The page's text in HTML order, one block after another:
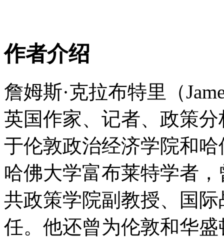
作者介绍
詹姆斯·克拉布特里（
英国作家、记者、政策
于伦敦政治经济学院和
哈佛大学富布莱特学者
共政策学院副教授、国
任。他还曾为伦敦和华